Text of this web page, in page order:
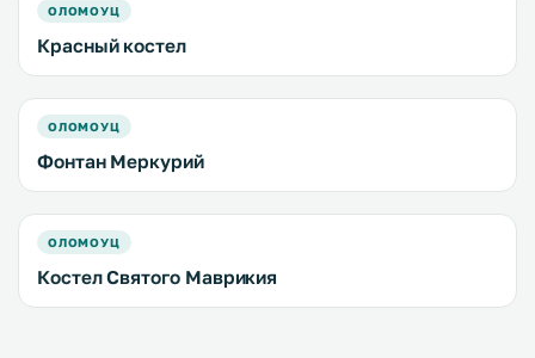
ОЛОМОУЦ
Красный костел
ОЛОМОУЦ
Фонтан Меркурий
ОЛОМОУЦ
Костел Святого Маврикия